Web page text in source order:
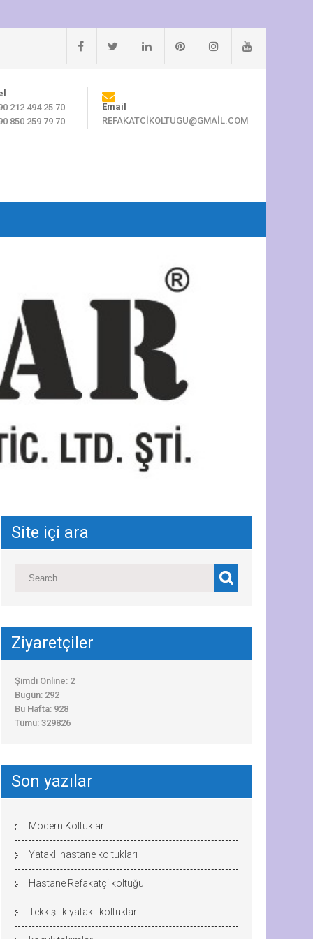
212 494 25 70
850 259 79 70
Email
REFAKATCIKOLTUGU@GMAIL.COM
Site içi ara
Ziyaretçiler
Şimdi Online: 2
Bugün: 292
Bu Hafta: 928
Tümü: 329826
Son yazılar
Modern Koltuklar
Yataklı hastane koltukları
Hastane Refakatçi koltuğu
Tekkişilik yataklı koltuklar